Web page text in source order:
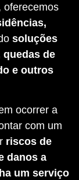
oferecemos
soluções
de
e outros
ocorrer a
com um
riscos de
danos a
um serviço